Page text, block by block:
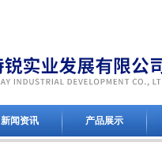
新闻资讯 产品展示